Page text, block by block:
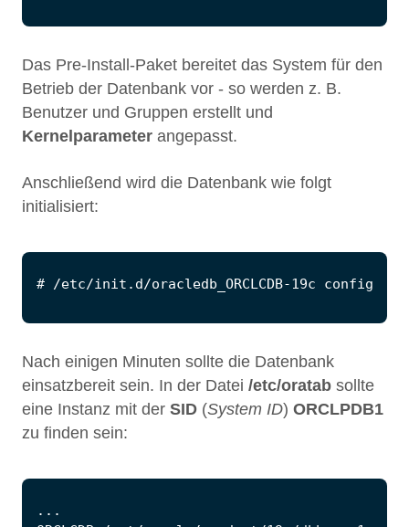
Das Pre-Install-Paket bereitet das System für den
Betrieb der Datenbank vor - so werden z. B.
Benutzer und Gruppen erstellt und
Kernelparameter angepasst.
Anschließend wird die Datenbank wie folgt
initialisiert:
Nach einigen Minuten sollte die Datenbank
einsatzbereit sein. In der Datei /etc/oratab sollte
eine Instanz mit der SID (System ID) ORCLPDB1
zu finden sein: